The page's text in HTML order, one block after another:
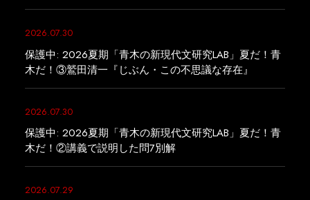
2026.07.30
保護中: 2026夏期「青木の新現代文研究LAB」夏だ！青
木だ！③鷲田清一『じぶん・この不思議な存在』
2026.07.30
保護中: 2026夏期「青木の新現代文研究LAB」夏だ！青
木だ！②講義で説明した問7別解
2026.07.29